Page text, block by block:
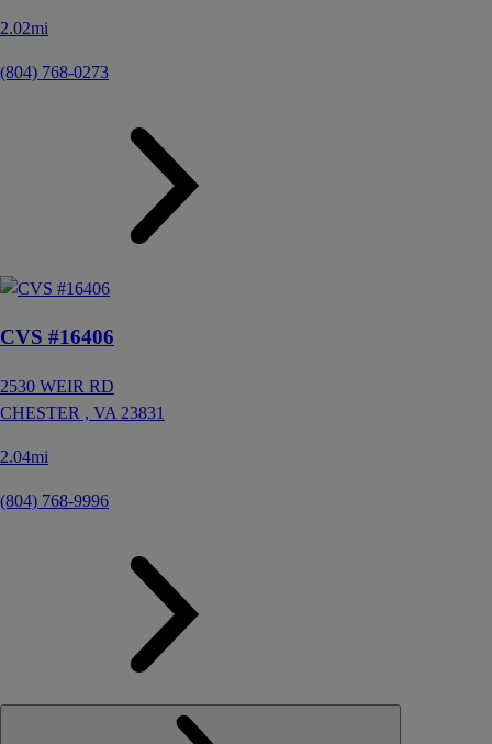
2.02mi
(804) 768-0273
CVS #16406
2530 WEIR RD
CHESTER , VA 23831
2.04mi
(804) 768-9996